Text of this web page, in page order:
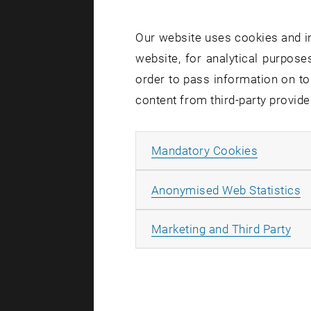
Von
waren
05. October
Our website uses cookies and
website, for analytical
order to pass information on
content from third-party
Mandatory Cookies
Anonymised Web Statistics
Marketing and Third Party